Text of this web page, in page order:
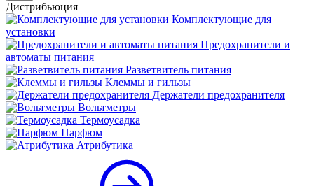
Дистрибьюция
Комплектующие для
установки
Предохранители и
автоматы питания
Разветвитель питания
Клеммы и гильзы
Держатели предохранителя
Вольтметры
Термоусадка
Парфюм
Атрибутика